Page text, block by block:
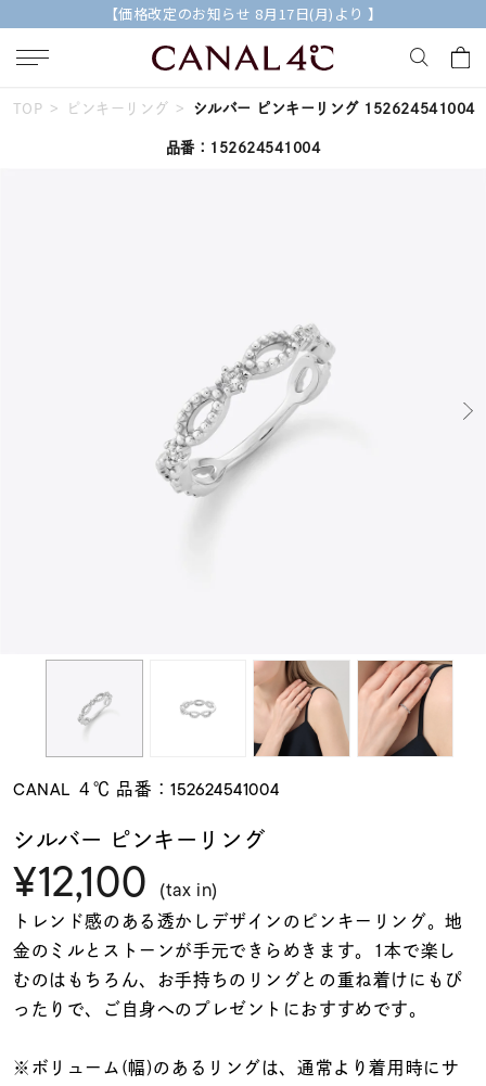
【価格改定のお知らせ 8月17日(月)より 】
キーワードで検索する
すべてのピンキーリング
ファッションテイス
ト
着用シーン
TOP ピンキーリング シルバー ピンキーリング 152624541004
品番：152624541004
CANAL ４℃ 品番：152624541004
シルバー ピンキーリング
¥12,100 (tax in)
トレンド感のある透かしデザインのピンキーリング。地
金のミルとストーンが手元できらめきます。1本で楽し
むのはもちろん、お手持ちのリングとの重ね着けにもぴ
ったりで、ご自身へのプレゼントにおすすめです。
※ボリューム(幅)のあるリングは、通常より着用時にサ